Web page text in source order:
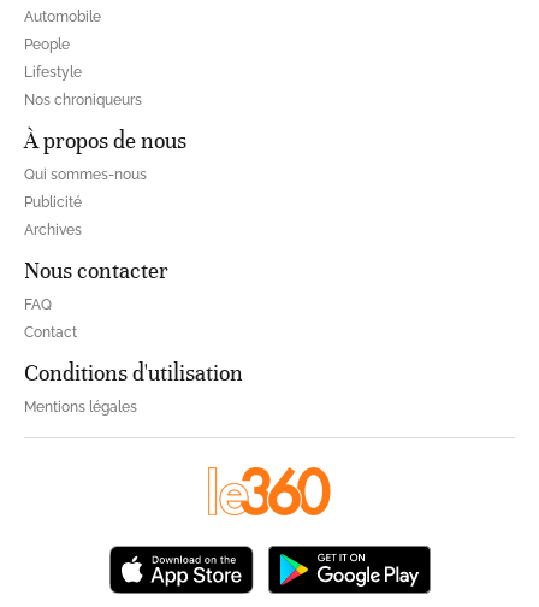
Automobile
People
Lifestyle
Nos chroniqueurs
À propos de nous
Qui sommes-nous
Publicité
Archives
Nous contacter
FAQ
Contact
Conditions d'utilisation
Mentions légales